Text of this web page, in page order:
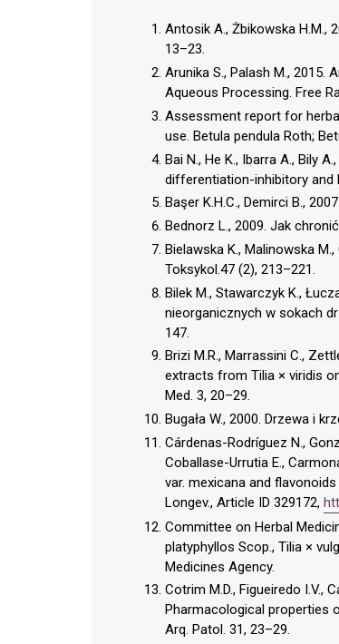
Antosik A., Żbikowska H.M.,
13–23.
Arunika S., Palash M., 2015.
Aqueous Processing. Free
Assessment report for
use. Betula pendula Roth;
Bai N., He K., Ibarra A., Bily
differentiation-inhibitory and
Başer K.H.C., Demirci B.,
Bednorz L., 2009. Jak
Bielawska K., Malinowska
Toksykol.47 (2), 213–221.
Bilek M., Stawarczyk K.,
nieorganicznych w sokach
147.
Brizi M.R., Marrassini C.,
extracts from Tilia × viridis
Med. 3, 20–29.
Bugała W., 2000. Drzewa i
Cárdenas-Rodríguez N.,
Coballase-Urrutia E.,
var. mexicana and
Longev., Article ID 329172,
Committee on Herbal
platyphyllos Scop., Tilia ×
Medicines Agency.
Cotrim M.D., Figueiredo I.V.,
Pharmacological properties
Arq. Patol. 31, 23–29.